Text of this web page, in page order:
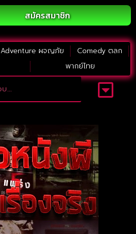
สมัครสมาชิก
Adventure ผจญภัย
Comedy ตลก
พากย์ไทย